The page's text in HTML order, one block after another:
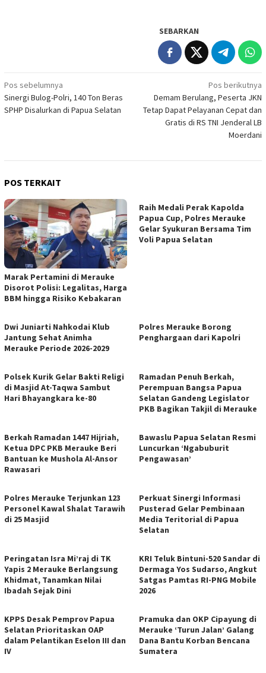
SEBARKAN
Navigasi
pos
Pos sebelumnya
Sinergi Bulog-Polri, 140 Ton Beras
SPHP Disalurkan di Papua Selatan
Pos berikutnya
Demam Berulang, Peserta JKN
Tetap Dapat Pelayanan Cepat dan
Gratis di RS TNI Jenderal LB
Moerdani
POS TERKAIT
Marak Pertamini di Merauke
Disorot Polisi: Legalitas, Harga
BBM hingga Risiko Kebakaran
Raih Medali Perak Kapolda
Papua Cup, Polres Merauke
Gelar Syukuran Bersama Tim
Voli Papua Selatan
Dwi Juniarti Nahkodai Klub
Jantung Sehat Animha
Merauke Periode 2026-2029
Polres Merauke Borong
Penghargaan dari Kapolri
Polsek Kurik Gelar Bakti Religi
di Masjid At-Taqwa Sambut
Hari Bhayangkara ke-80
Ramadan Penuh Berkah,
Perempuan Bangsa Papua
Selatan Gandeng Legislator
PKB Bagikan Takjil di Merauke
Berkah Ramadan 1447 Hijriah,
Ketua DPC PKB Merauke Beri
Bantuan ke Mushola Al-Ansor
Rawasari
Bawaslu Papua Selatan Resmi
Luncurkan ‘Ngabuburit
Pengawasan’
Polres Merauke Terjunkan 123
Personel Kawal Shalat Tarawih
di 25 Masjid
Perkuat Sinergi Informasi
Pusterad Gelar Pembinaan
Media Teritorial di Papua
Selatan
Peringatan Isra Mi’raj di TK
Yapis 2 Merauke Berlangsung
Khidmat, Tanamkan Nilai
Ibadah Sejak Dini
KRI Teluk Bintuni-520 Sandar di
Dermaga Yos Sudarso, Angkut
Satgas Pamtas RI-PNG Mobile
2026
KPPS Desak Pemprov Papua
Selatan Prioritaskan OAP
dalam Pelantikan Eselon III dan
IV
Pramuka dan OKP Cipayung di
Merauke ‘Turun Jalan’ Galang
Dana Bantu Korban Bencana
Sumatera